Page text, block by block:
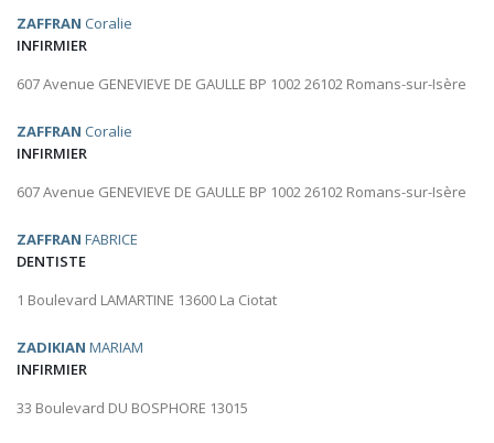
ZAFFRAN Coralie
INFIRMIER
607 Avenue GENEVIEVE DE GAULLE BP 1002 26102 Romans-sur-Isère
ZAFFRAN Coralie
INFIRMIER
607 Avenue GENEVIEVE DE GAULLE BP 1002 26102 Romans-sur-Isère
ZAFFRAN FABRICE
DENTISTE
1 Boulevard LAMARTINE 13600 La Ciotat
ZADIKIAN MARIAM
INFIRMIER
33 Boulevard DU BOSPHORE 13015